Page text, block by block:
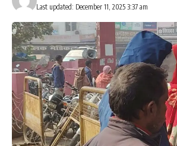
Last updated: December 11, 2025 3:37 am